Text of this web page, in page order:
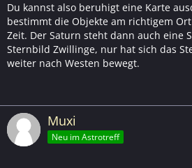
Du kannst also beruhigt eine Karte
bestimmt die Objekte am richtigem
Zeit. Der Saturn steht dann auch eine
Sternbild Zwillinge, nur hat sich das
weiter nach Westen bewegt.
Muxi
Neu im Astrotreff